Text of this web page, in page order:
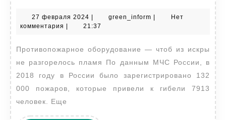
—
из
искры
не
разгорелось
пламя
27 февраля 2024 27
февраля
| green_inform green_inform
|
Нет
комментария | 21:37
Противопожарное оборудование — чтоб из искры
не разгорелось пламя По данным МЧС России, в
2018 году в России было зарегистрировано 132
000 пожаров, которые привели к гибели 7913
человек. Еще